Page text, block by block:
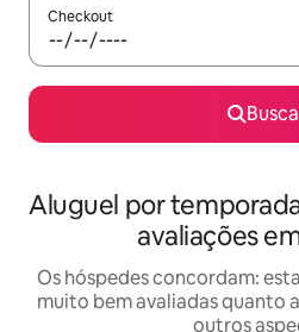
Checkout
Aluguel por
avaliações
Os hóspedes concordam:
muito bem avaliadas quanto
outros